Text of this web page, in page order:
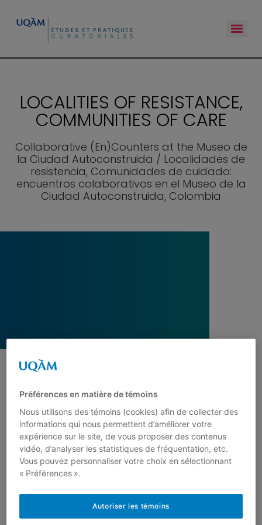
LOCALITIES OF RESISTANCE,
COMMUNITIES OF CARE
Collaborative (En)Counters at the Museo de
la Ciudad Autoconstruida / Localidades de
resistencia, Comunidades de cuidado:
encuentros colaborativos en el Museo de la
Ciudad Autoconstruida, Colombia
Depuis 2019, le
Autoconstruida(MCA), à Ciudad Bolívar,
arrondissement historiquement marginalisé au
sud de la vaste métropole tentaculaire
colombienne. Avec ses divers patrimoines
culturels et environnementaux, Ciudad Bolívar est
un quartier biodiversifié, un tapissage de zones
ressources hydriques, naturelles et alimentaires.
(Museo de Bogotá, 2020 et 2021) C’est aussi
Préférences en matière de témoins
Nous utilisons des témoins (cookies) afin de collecter des
informations qui nous permettent d’améliorer votre
expérience sur le site, de vous proposer des contenus
vidéo, d’analyser les statistiques de fréquentation, etc.
Vous pouvez personnaliser votre choix en sélectionnant
« Préférences ».
Autoriser les témoins